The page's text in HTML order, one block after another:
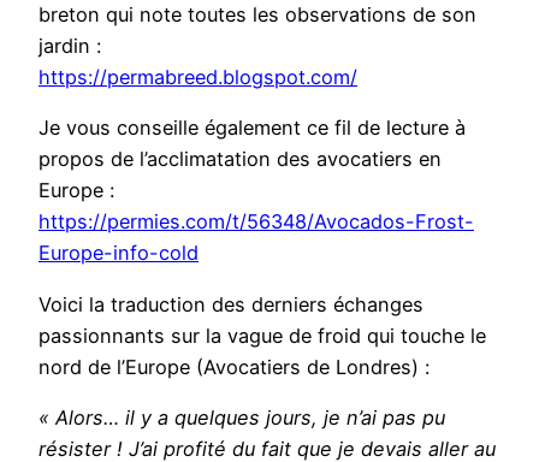
breton qui note toutes les observations de son
jardin :
https://permabreed.blogspot.com/
Je vous conseille également ce fil de lecture à
propos de l’acclimatation des avocatiers en
Europe :
https://permies.com/t/56348/Avocados-Frost-
Europe-info-cold
Voici la traduction des derniers échanges
passionnants sur la vague de froid qui touche le
nord de l’Europe (Avocatiers de Londres) :
« Alors… il y a quelques jours, je n’ai pas pu
résister ! J’ai profité du fait que je devais aller au